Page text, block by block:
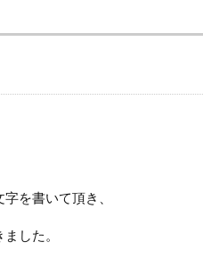
を書いて頂き、
した。